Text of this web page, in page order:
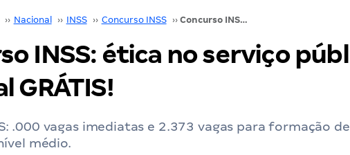
›› Nacional ›› INSS ›› Concurso INSS ›› Concurso INSS: ética no serviço público. Material GRÁTIS!
INSS: ética no serviço
GRÁTIS!
.000 vagas imediatas e 2.373 vagas para formação
médio.